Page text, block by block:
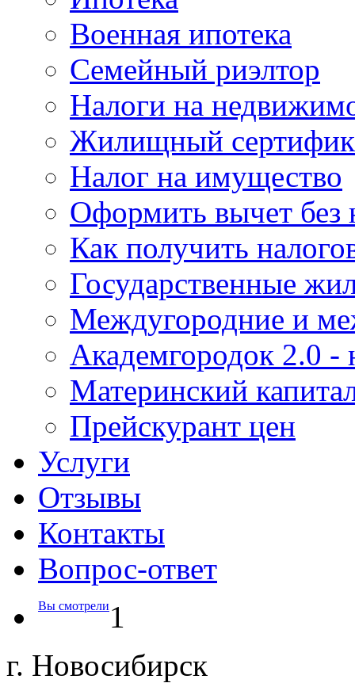
Военная ипотека
Семейный риэлтор
Налоги на
Жилищный
Налог на имущество
Оформить вычет без
Как получить
Государственные
Междугородние и
Академгородок 2.0 -
Материнский
Прейскурант цен
Услуги
Отзывы
Контакты
Вопрос-ответ
Вы смотрели 1
г. Новосибирск